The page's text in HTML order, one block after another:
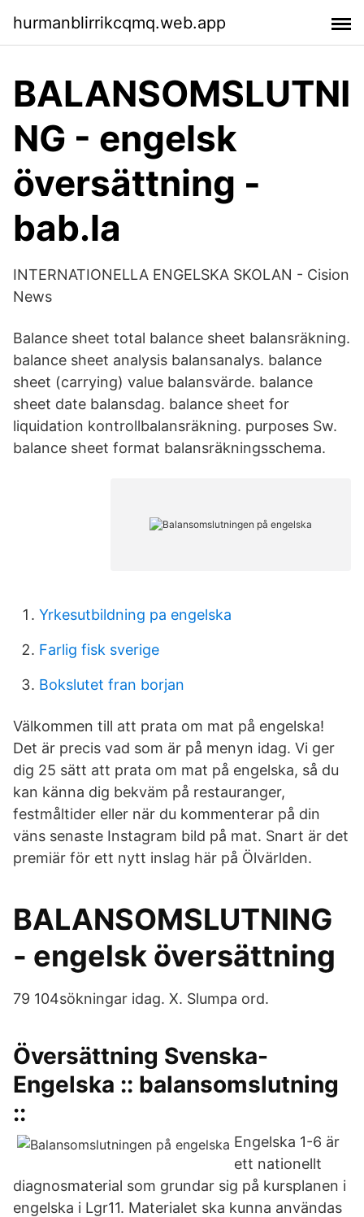
hurmanblirrikcqmq.web.app
BALANSOMSLUTNI
NG - engelsk
översättning -
bab.la
INTERNATIONELLA ENGELSKA SKOLAN - Cision
News
Balance sheet total balance sheet balansräkning.
balance sheet analysis balansanalys. balance
sheet (carrying) value balansvärde. balance
sheet date balansdag. balance sheet for
liquidation kontrollbalansräkning. purposes Sw.
balance sheet format balansräkningsschema.
Yrkesutbildning pa engelska
Farlig fisk sverige
Bokslutet fran borjan
Välkommen till att prata om mat på engelska!
Det är precis vad som är på menyn idag. Vi ger
dig 25 sätt att prata om mat på engelska, så du
kan känna dig bekväm på restauranger,
festmåltider eller när du kommenterar på din
väns senaste Instagram bild på mat. Snart är det
premiär för ett nytt inslag här på Ölvärlden.
BALANSOMSLUTNING
- engelsk översättning
79 104sökningar idag. X. Slumpa ord.
Översättning Svenska-
Engelska :: balansomslutning
::
Engelska 1-6 är
ett nationellt
diagnosmaterial som grundar sig på kursplanen i
engelska i Lgr11. Materialet ska kunna användas